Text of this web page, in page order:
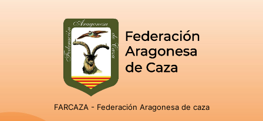
FARCAZA - Federación Aragonesa de caza